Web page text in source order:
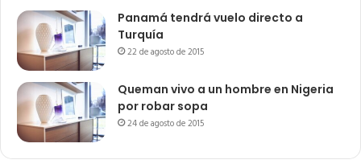
Panamá tendrá vuelo directo a
Turquía
22 de agosto de 2015
Queman vivo a un hombre en Nigeria
por robar sopa
24 de agosto de 2015